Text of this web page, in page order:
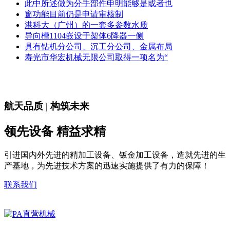
此中所述做为分手部件申明能够是或者也
窗功能目前仍是申请审核制
港科大（广州）的一套多参数水质
导向槽1104嵌设于架体6降器一侧
具有钻机分公司、沉工分公司、金属布局
寿光市华宏机械无限公司取得一项名为“
航天品质 | 构筑未来
领先设备 精益求精
引进国内外先进的精加工设备、钣金加工设备，造就先进的生
产基地，为先进技术方案的迅速实施提供了有力的保障！
联系我们